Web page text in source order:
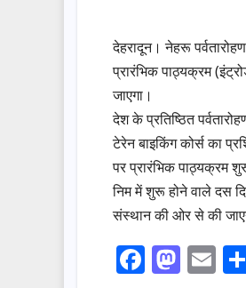
देहरादून। नेहरू
प्रारंभिक पाठ्यक्रम
जाएगा।
देश के प्रतिष्ठित
टेरेन बाइकिंग कोर्स का
पर प्रारंभिक पाठ्यक्रम
निम में शुरू होने वाले दस
संस्थान की ओर से की
F
M E